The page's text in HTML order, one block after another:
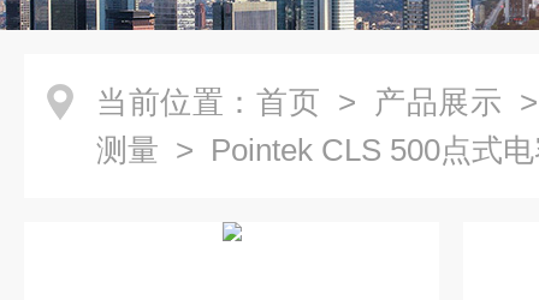
当前位置： 首页 > 产品展示
测量 > Pointek CLS 500点式